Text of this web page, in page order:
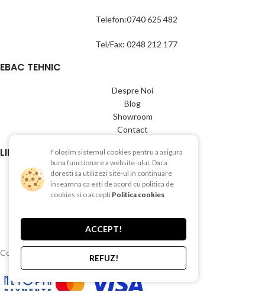
Telefon:0740 625 482
Tel/Fax: 0248 212 177
EBAC TEHNIC
Despre Noi
Blog
Showroom
Contact
LINK-URI UTILE
Termeni si conditii
Politica de Confientialitate
Politica de Cookies
Livrare si plata
Copyright © 2015-2025 EBAC TEHNIC
Folosim sistemul cookies pentru a asigura
buna functionare a website-ului. Daca
doresti sa utilizezi site-ul in continuare
inseamna ca esti de acord cu politica de
cookies si o accepti Politica cookies
ACCEPT!
REFUZ!